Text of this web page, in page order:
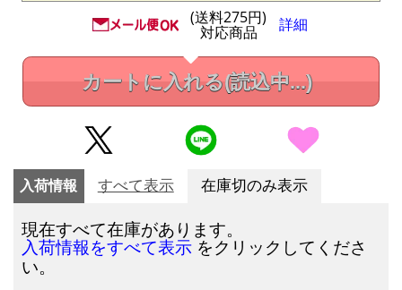
(送料275円)
対応商品 詳細
カートに入れる(読込中...)
入荷情報 すべて表示 在庫切のみ表示
現在すべて在庫があります。
入荷情報をすべて表示 をクリックしてくださ
い。